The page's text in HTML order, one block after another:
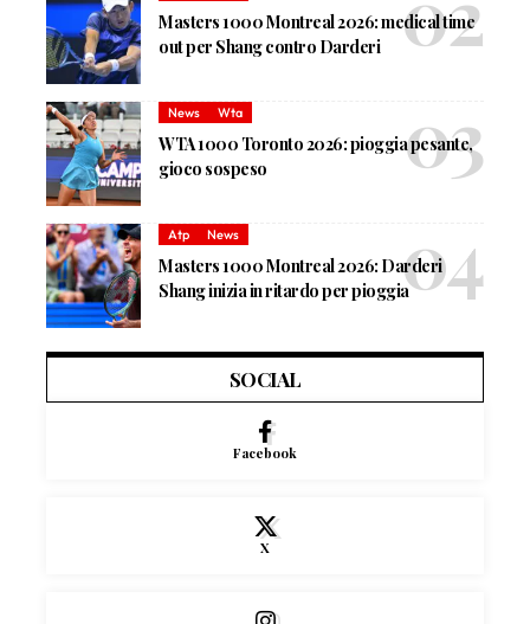
Masters 1000 Montreal 2026: medical time
out per Shang contro Darderi
News Wta
WTA 1000 Toronto 2026: pioggia pesante,
gioco sospeso
Atp News
Masters 1000 Montreal 2026: Darderi
Shang inizia in ritardo per pioggia
SOCIAL
Facebook
X